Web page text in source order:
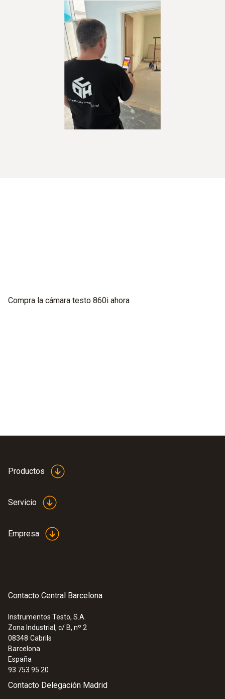
Compra la cámara testo 860i ahora
Productos
Servicio
Empresa
Contacto Central Barcelona
Instrumentos Testo, S.A.
Zona Industrial, c/ B, nº 2
08348 Cabrils
Barcelona
España
93 753 95 20
Contacto Delegación Madrid